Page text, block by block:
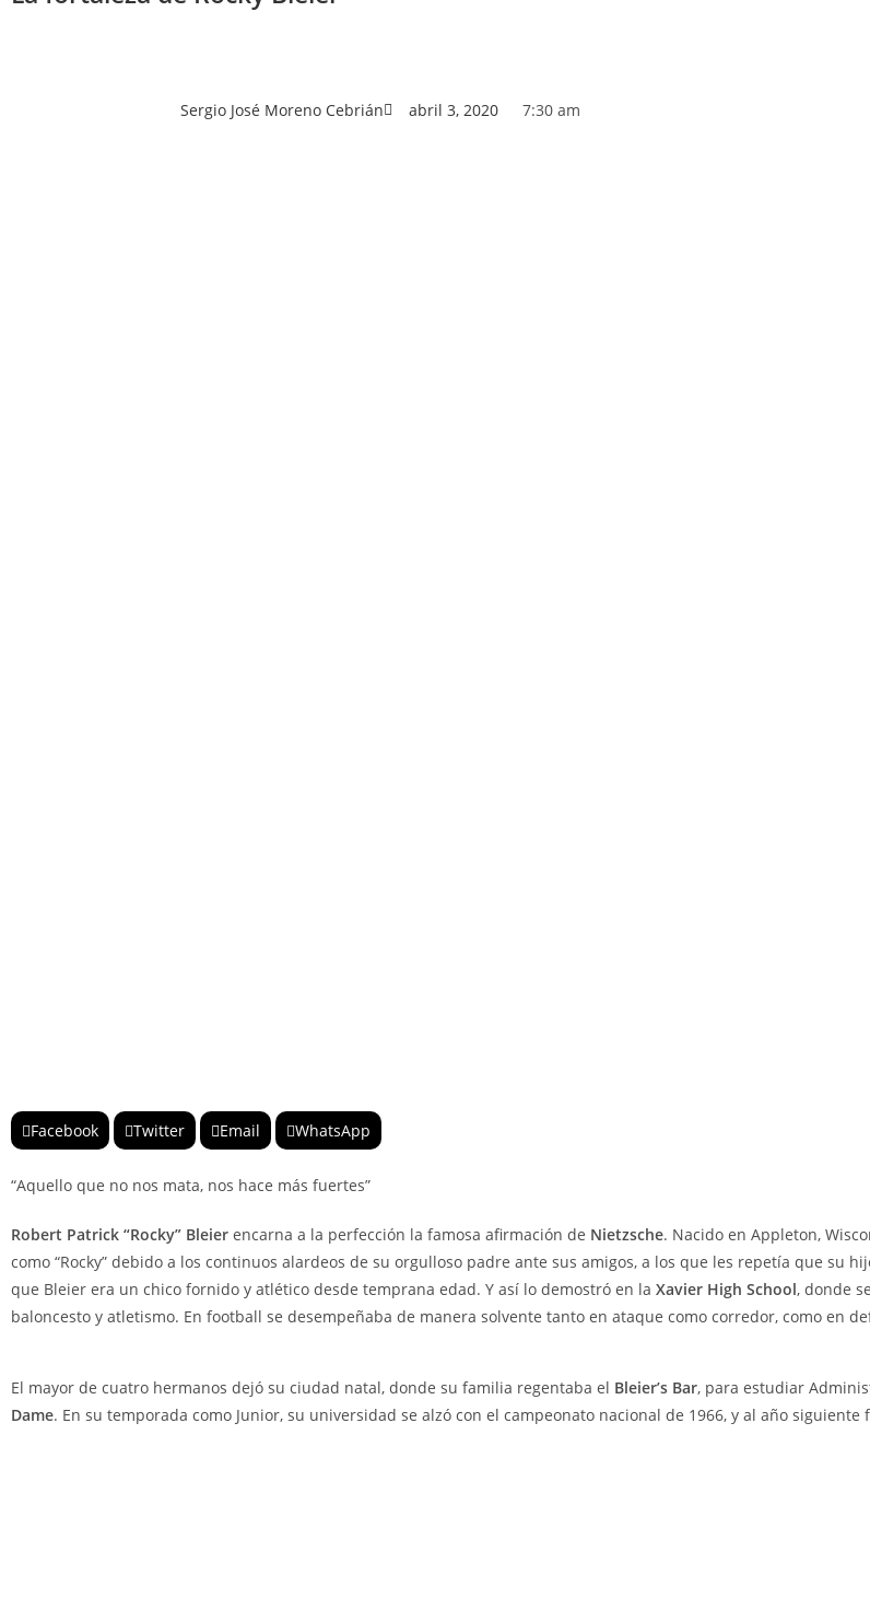
Sergio José Moreno Cebrián abril 3, 2020 7:30 am
Facebook Twitter Email WhatsApp
“Aquello que no nos mata, nos hace más fuertes”
Robert Patrick “Rocky” Bleier encarna a la perfección la famosa afirmación de Nietzsche. Nacido en Appleton,
como “Rocky” debido a los continuos alardeos de su orgulloso padre ante sus amigos, a los que les repetía que su
que Bleier era un chico fornido y atlético desde temprana edad. Y así lo demostró en la Xavier High School, donde
baloncesto y atletismo. En football se desempeñaba de manera solvente tanto en ataque como corredor, como en
El mayor de cuatro hermanos dejó su ciudad natal, donde su familia regentaba el Bleier’s Bar, para estudiar
Dame. En su temporada como Junior, su universidad se alzó con el campeonato nacional de 1966, y al año